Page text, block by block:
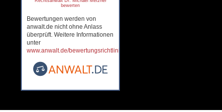
bewerten
Bewertungen werden von
anwalt.de nicht ohne Anlass
überprüft. Weitere Informationen
unter
www.anwalt.de/bewertungsrichtlinien